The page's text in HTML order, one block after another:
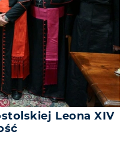
Leona XIV